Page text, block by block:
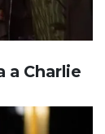
a Charlie